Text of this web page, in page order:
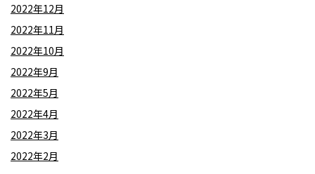
2022年12月
2022年11月
2022年10月
2022年9月
2022年5月
2022年4月
2022年3月
2022年2月